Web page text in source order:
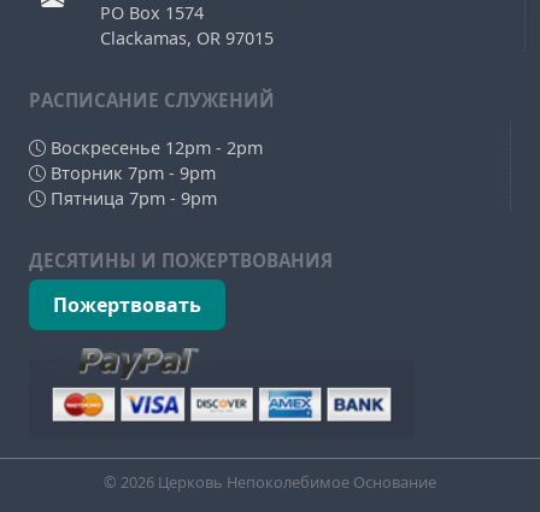
PO Box 1574
Clackamas, OR 97015
РAСПИСАНИЕ СЛУЖЕНИЙ
Воскресенье 12pm - 2pm
Вторник 7pm - 9pm
Пятница 7pm - 9pm
ДЕСЯТИНЫ И ПОЖЕРТВОВАНИЯ
Пожертвовать
© 2026 Церковь Непоколебимое Основание